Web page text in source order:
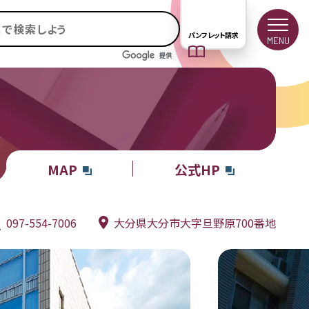
パンフレット請求
MAP 公式HP
097-554-7006 大分県大分市大字旦野原700番地
MENU